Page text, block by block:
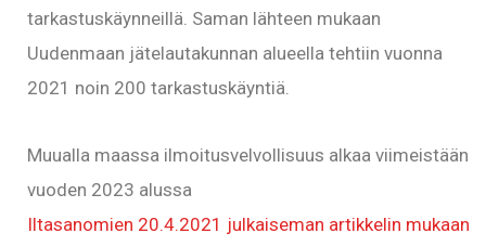
tarkastuskäynneillä. Saman lähteen mukaan
Uudenmaan jätelautakunnan alueella tehtiin vuonna
2021 noin 200 tarkastuskäyntiä.
Muualla maassa ilmoitusvelvollisuus alkaa viimeistään
vuoden 2023 alussa
Iltasanomien 20.4.2021 julkaiseman artikkelin mukaan